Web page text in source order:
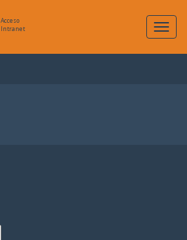
Acceso
Intranet